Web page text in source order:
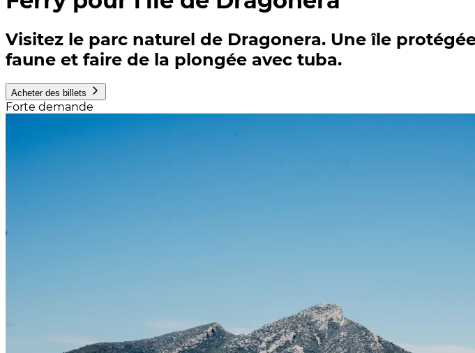
Visitez le parc naturel de Dragonera. Une île
faune et faire de la plongée avec tuba.
Acheter des billets
Forte demande